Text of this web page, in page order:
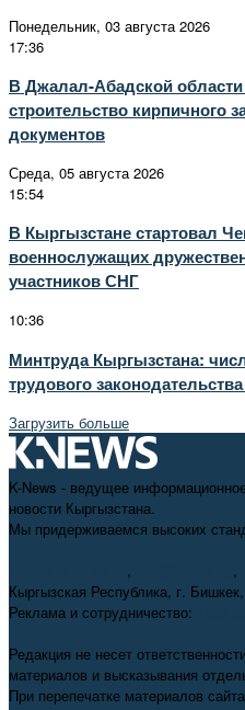
Понедельник, 03 августа 2026
17:36
В Джалал-Абадской
строительство кирпичного
документов
Среда, 05 августа 2026
15:54
В Кыргызстане стартовал
военнослужащих
участников СНГ
10:36
Минтруда Кыргызстана:
трудового
Загрузить больше
K-News - ведущее
новости Кыргызстана.
Мы придерживаемся высоких
, ,
Кыргызская Республика, г.
Реклама и сотрудничество:
Редакция не несет
материалов и высказывания
При перепечатке материалов